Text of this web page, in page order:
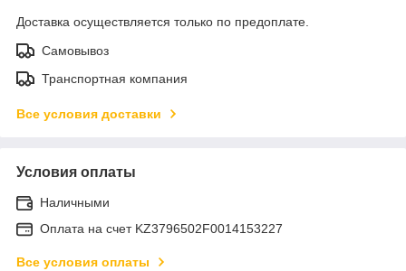
Доставка осуществляется только по предоплате.
Самовывоз
Транспортная компания
Все условия доставки
Условия оплаты
Наличными
Оплата на счет KZ3796502F0014153227
Все условия оплаты